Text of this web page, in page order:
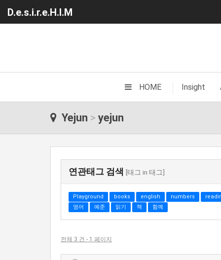
D.e.s.i.r.e.H.I.M
HOME Insight
Yejun > yejun
연관태그 검색 [태그 in 태그]
Playground books english numbers
영어
예준 읽기 책 함께
전체 3 건 - 1 페이지